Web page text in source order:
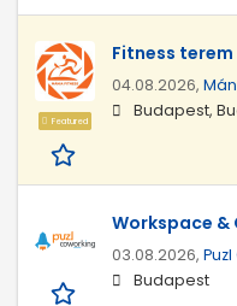
Featured
Fitness
04.08.2026,
Budapest,
Workspace &
03.08.2026,
Budapest